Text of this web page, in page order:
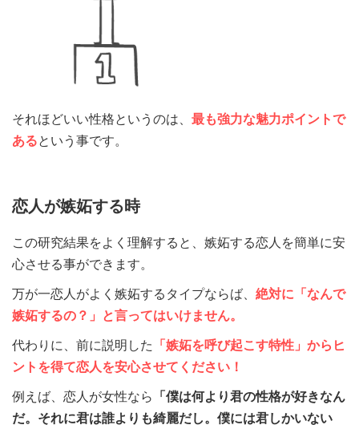
それほどいい性格というのは、 最も強力な魅力ポイントで
あるという事です。
恋人が嫉妬する時
この研究結果をよく理解すると、嫉妬する恋人を簡単に安
心させる事ができます。
万が一恋人がよく嫉妬するタイプならば、 絶対に「なんで
嫉妬するの？」と言ってはいけません。
代わりに、前に説明した 「嫉妬を呼び起こす特性」からヒ
ントを得て恋人を安心させてください！
例えば、恋人が女性なら 「僕は何より君の性格が好きなん
だ。それに君は誰よりも綺麗だし。僕には君しかいない